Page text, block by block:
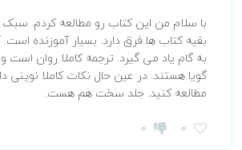
با سلام من این کتاب رو مطالعه کردم. سبک
بقیه کتاب ها فرق دارد. بسیار آموزنده
به گام یاد می گیرد. ترجمه کاملا روان است
گویا هستند. در عین حال نکات کاملا نوینی
مطالعه کنید. جلد سخت هم هست.
0
0